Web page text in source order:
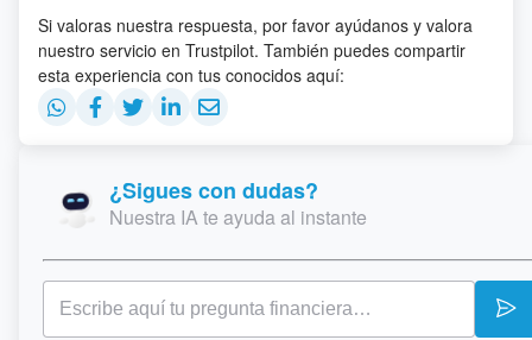
Si valoras nuestra respuesta, por favor ayúdanos y valora
nuestro servicio en Trustpilot. También puedes compartir
esta experiencia con tus conocidos aquí:
¿Sigues con dudas?
Nuestra IA te ayuda al instante